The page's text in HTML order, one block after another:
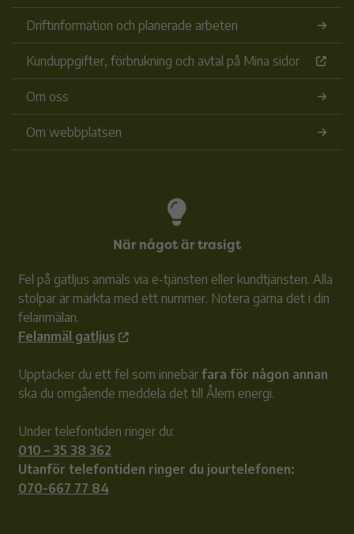
Driftinformation och planerade arbeten
Kunduppgifter, förbrukning och avtal på Mina sidor
Om oss
Om webbplatsen
När något är trasigt
Fel på gatljus anmäls via e-tjänsten eller kundtjänsten. Alla
stolpar är märkta med ett nummer. Notera gärna det i din
felanmälan.
Felanmäl gatljus
Upptäcker du ett fel som innebär fara för någon annan
ska du omgående meddela det till Ålem energi.
Under telefontiden ringer du:
010 – 35 38 362
Utanför telefontiden ringer du jourtelefonen:
070-667 77 84